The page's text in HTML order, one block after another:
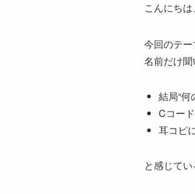
こんにちは
今回のテー
名前だけ聞
結局“何
Cコー
耳コピ
と感じてい